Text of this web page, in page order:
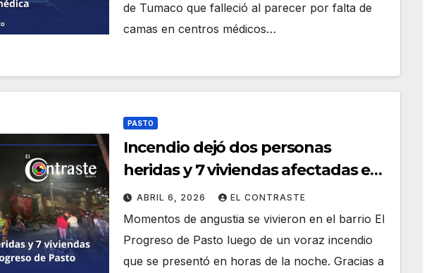
de Tumaco que falleció al parecer por falta de
camas en centros médicos…
PASTO
Incendio dejó dos personas
heridas y 7 viviendas afectadas en
el barrio El Progreso de Pasto
ABRIL 6, 2026 EL CONTRASTE
Momentos de angustia se vivieron en el barrio El
Progreso de Pasto luego de un voraz incendio
que se presentó en horas de la noche. Gracias a